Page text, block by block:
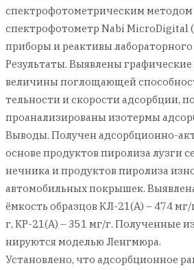
спектрофотометрическим методом
спектрофотометр Nabi MicroDigital
приборы и реактивы лабораторного
Результаты. Выявлены
величины поглощающей
тельности и скорости адсорбции,
проанализированы изотермы
Выводы. Получен адсорбционно-
основе продуктов пиролиза лузги
нечника и продуктов пиролиза
автомобильных покрышек.
ёмкость образцов КЛ-21(А) – 474
г, КР-21(А) – 351 мг/г. Полученные
нируются моделью Ленгмюра.
Установлено, что адсорбционное